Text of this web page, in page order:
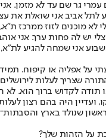
גר שם עד לא מזמן. אני
לתל אביב אני שואלת את
לא מוכנים לזוז ממרכז
יש לה פחות ערך. אני
אני שמחה להגיע לת"א,
על אפליה או קיפוח. תמיד
שצריך לעלות
תודה לקדוש ברוך הוא. לא
היה בהם רצון
שנולד בארץ
על הזהות שלך?